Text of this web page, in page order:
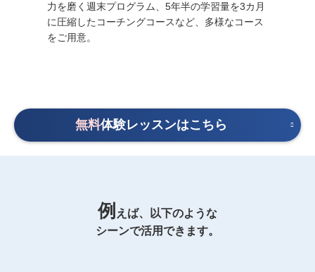
力を磨く週末プログラム、5年半の学習量を3カ月
に圧縮したコーチングコースなど、多様なコース
をご用意。
無料体験レッスンはこちら
例 えば、以下のような
シーンで活用できます。